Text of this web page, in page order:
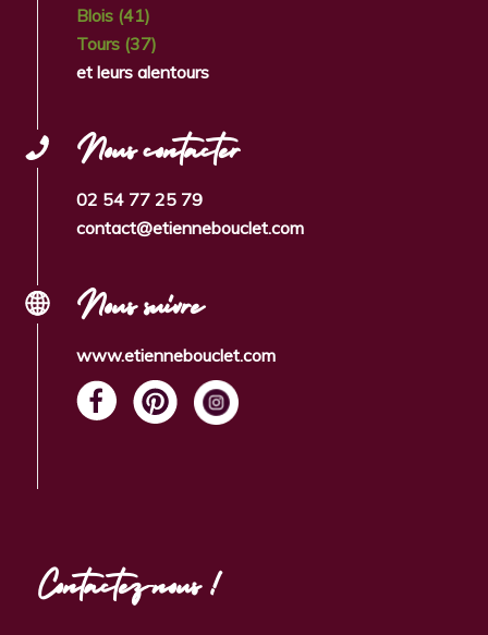
Blois (41)
Tours (37)
et leurs alentours
Nous contacter
02 54 77 25 79
contact@etiennebouclet.com
Nous suivre
www.etiennebouclet.com
Contactez-nous !